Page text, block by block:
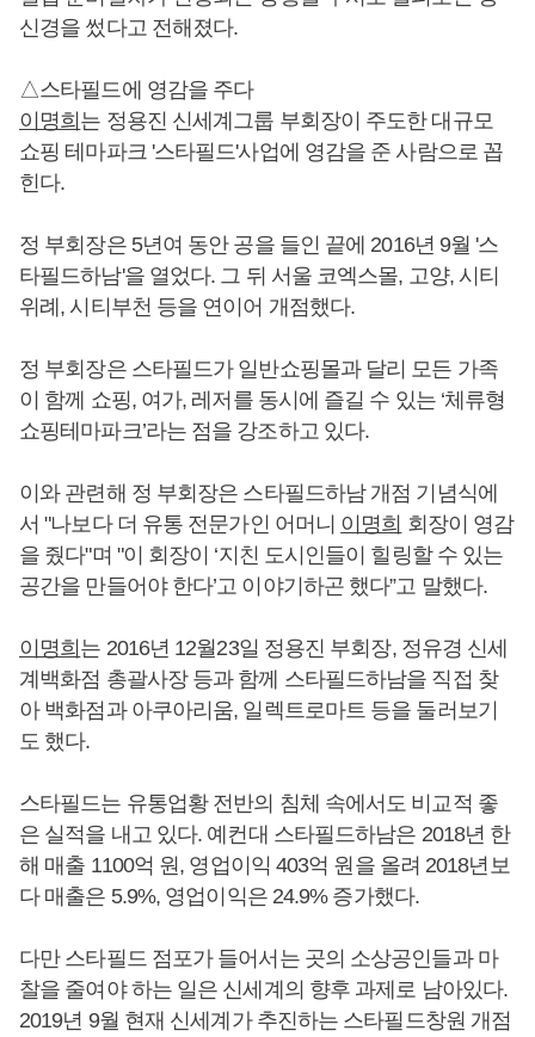
신경을 썼다고 전해졌다.
△스타필드에 영감을 주다
이명희는 정용진 신세계그룹 부회장이 주도한 대규모
쇼핑 테마파크 '스타필드'사업에 영감을 준 사람으로 꼽
힌다.
정 부회장은 5년여 동안 공을 들인 끝에 2016년 9월 '스
타필드하남'을 열었다. 그 뒤 서울 코엑스몰, 고양, 시티
위례, 시티부천 등을 연이어 개점했다.
정 부회장은 스타필드가 일반쇼핑몰과 달리 모든 가족
이 함께 쇼핑, 여가, 레저를 동시에 즐길 수 있는 ‘체류형
쇼핑테마파크’라는 점을 강조하고 있다.
이와 관련해 정 부회장은 스타필드하남 개점 기념식에
서 "나보다 더 유통 전문가인 어머니 이명희 회장이 영감
을 줬다"며 "이 회장이 ‘지친 도시인들이 힐링할 수 있는
공간을 만들어야 한다’고 이야기하곤 했다”고 말했다.
이명희는 2016년 12월23일 정용진 부회장, 정유경 신세
계백화점 총괄사장 등과 함께 스타필드하남을 직접 찾
아 백화점과 아쿠아리움, 일렉트로마트 등을 둘러보기
도 했다.
스타필드는 유통업황 전반의 침체 속에서도 비교적 좋
은 실적을 내고 있다. 예컨대 스타필드하남은 2018년 한
해 매출 1100억 원, 영업이익 403억 원을 올려 2018년보
다 매출은 5.9%, 영업이익은 24.9% 증가했다.
다만 스타필드 점포가 들어서는 곳의 소상공인들과 마
찰을 줄여야 하는 일은 신세계의 향후 과제로 남아있다.
2019년 9월 현재 신세계가 추진하는 스타필드창원 개점